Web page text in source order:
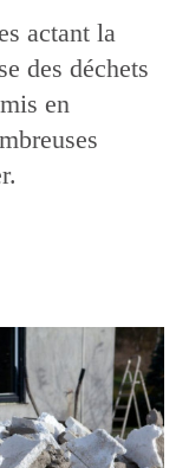
actant la
des déchets
en